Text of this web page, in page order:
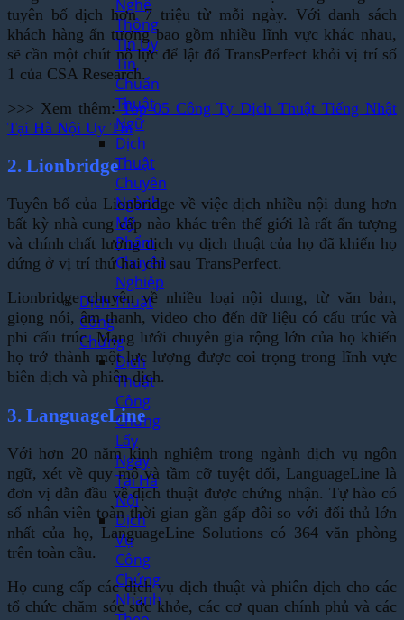
Nghệ
Thông
Tin Uy
Tín,
Chuẩn
Thuật
Ngữ
Dịch
Thuật
Chuyên
Ngành
Mỹ
Phẩm
Chuyên
Nghiệp
Dịch Thuật
Công
Chứng
Dịch
Thuật
Công
Chứng
Lấy
Ngay
Tại Hà
Nội
Dịch
Vụ
Công
Chứng
Nhanh
tuyên bố dịch hơn 7 triệu từ mỗi ngày. Với danh sách
khách hàng ấn tượng bao gồm nhiều lĩnh vực khác nhau,
sẽ cần một chút nỗ lực để lật đổ TransPerfect khỏi vị trí số
1 của CSA Research.
>>> Xem thêm:Top 05 Công Ty Dịch Thuật Tiếng Nhật
Tại Hà Nội Uy Tín
2. Lionbridge
Tuyên bố của Lionbridge về việc dịch nhiều nội dung hơn
bất kỳ nhà cung cấp nào khác trên thế giới là rất ấn tượng
và chính chất lượng dịch vụ dịch thuật của họ đã khiến họ
đứng ở vị trí thứ hai chỉ sau TransPerfect.
Lionbridge chuyên về nhiều loại nội dung, từ văn bản,
giọng nói, âm thanh, video cho đến dữ liệu có cấu trúc và
phi cấu trúc. Mạng lưới chuyên gia rộng lớn của họ khiến
họ trở thành một lực lượng được coi trọng trong lĩnh vực
biên dịch và phiên dịch.
3. LanguageLine
Với hơn 20 năm kinh nghiệm trong ngành dịch vụ ngôn
ngữ, xét về quy mô và tầm cỡ tuyệt đối, LanguageLine là
đơn vị dẫn đầu về dịch thuật được chứng nhận. Tự hào có
số nhân viên toàn thời gian gần gấp đôi so với đối thủ lớn
nhất của họ, LanguageLine Solutions có 364 văn phòng
trên toàn cầu.
Họ cung cấp các dịch vụ dịch thuật và phiên dịch cho các
tổ chức chăm sóc sức khỏe, các cơ quan chính phủ và các